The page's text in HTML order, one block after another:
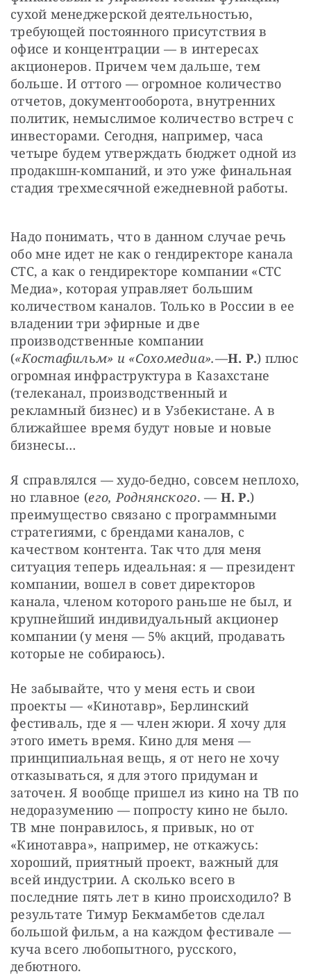
сухой менеджерской деятельностью,
требующей постоянного присутствия в
офисе и концентрации — в интересах
акционеров. Причем чем дальше, тем
больше. И оттого — огромное количество
отчетов, документооборота, внутренних
политик, немыслимое количество встреч с
инвесторами. Сегодня, например, часа
четыре будем утверждать бюджет одной из
продакшн-компаний, и это уже финальная
стадия трехмесячной ежедневной работы.
Надо понимать, что в данном случае речь
обо мне идет не как о гендиректоре канала
СТС, а как о гендиректоре компании «СТС
Медиа», которая управляет большим
количеством каналов. Только в России в ее
владении три эфирные и две
производственные компании
(«Костафильм» и «Сохомедиа».—Н. Р.) плюс
огромная инфраструктура в Казахстане
(телеканал, производственный и
рекламный бизнес) и в Узбекистане. А в
ближайшее время будут новые и новые
бизнесы…
Я справлялся — худо-бедно, совсем неплохо,
но главное (его, Роднянского. — Н. Р.)
преимущество связано с программными
стратегиями, с брендами каналов, с
качеством контента. Так что для меня
ситуация теперь идеальная: я — президент
компании, вошел в совет директоров
канала, членом которого раньше не был, и
крупнейший индивидуальный акционер
компании (у меня — 5% акций, продавать
которые не собираюсь).
Не забывайте, что у меня есть и свои
проекты — «Кинотавр», Берлинский
фестиваль, где я — член жюри. Я хочу для
этого иметь время. Кино для меня —
принципиальная вещь, я от него не хочу
отказываться, я для этого придуман и
заточен. Я вообще пришел из кино на ТВ по
недоразумению — попросту кино не было.
ТВ мне понравилось, я привык, но от
«Кинотавра», например, не откажусь:
хороший, приятный проект, важный для
всей индустрии. А сколько всего в
последние пять лет в кино происходило? В
результате Тимур Бекмамбетов сделал
большой фильм, а на каждом фестивале —
куча всего любопытного, русского,
дебютного.